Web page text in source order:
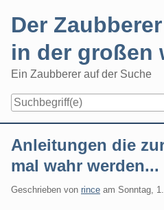
Der
in der großen
Ein Zaubberer auf der Suche
Anleitungen die
mal wahr werden...
Geschrieben von rince am Sonntag,